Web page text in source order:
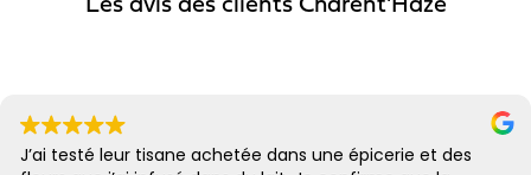
Les avis des clients Charent'Haze